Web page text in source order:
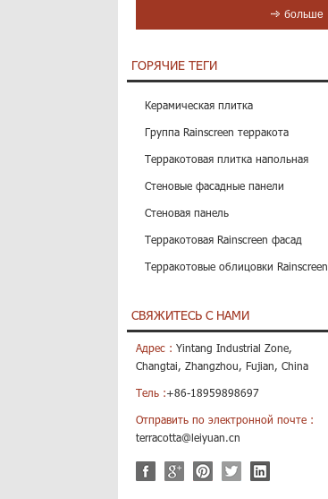
больше
ГОРЯЧИЕ ТЕГИ
Керамическая плитка
Группа Rainscreen терракота
Терракотовая плитка напольная
Стеновые фасадные панели
Стеновая панель
Терракотовая Rainscreen фасад
Терракотовые облицовки Rainscreen
СВЯЖИТЕСЬ С НАМИ
Адрес : Yintang Industrial Zone,
Changtai, Zhangzhou, Fujian, China
Тель :+86-18959898697
Отправить по электронной почте :
terracotta@leiyuan.cn